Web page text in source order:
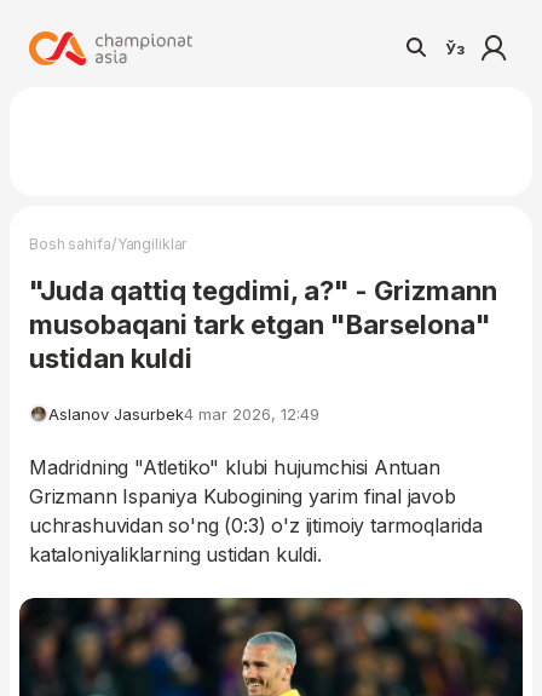
Ўз
Bosh sahifa/Yangiliklar
"Juda qattiq tegdimi, a?" - Grizmann
musobaqani tark etgan "Barselona"
ustidan kuldi
Aslanov Jasurbek4 mar 2026, 12:49
Madridning "Atletiko" klubi hujumchisi Antuan
Grizmann Ispaniya Kubogining yarim final javob
uchrashuvidan so'ng (0:3) o'z ijtimoiy tarmoqlarida
kataloniyaliklarning ustidan kuldi.